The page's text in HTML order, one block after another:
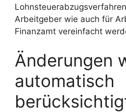
Arbeitgeber wie auch für
Finanzamt vereinfacht
Änderungen
automatisch